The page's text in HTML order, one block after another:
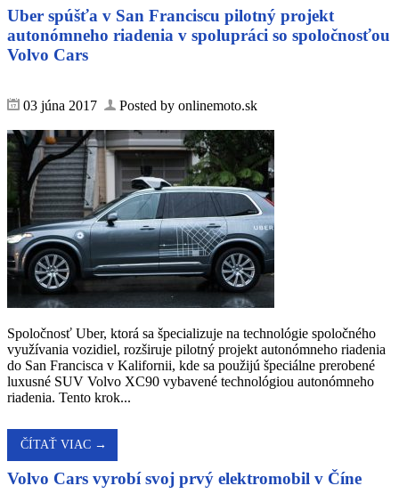
Uber spúšťa v San Franciscu pilotný projekt
autonómneho riadenia v spolupráci so spoločnosťou
Volvo Cars
03 júna 2017 Posted by onlinemoto.sk
Spoločnosť Uber, ktorá sa špecializuje na technológie spoločného
využívania vozidiel, rozširuje pilotný projekt autonómneho riadenia
do San Francisca v Kalifornii, kde sa použijú špeciálne prerobené
luxusné SUV Volvo XC90 vybavené technológiou autonómneho
riadenia. Tento krok...
ČÍTAŤ VIAC →
Volvo Cars vyrobí svoj prvý elektromobil v Číne